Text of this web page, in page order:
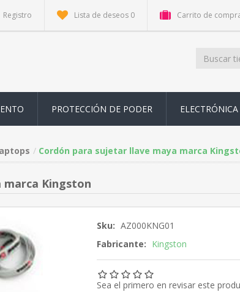
Registro Lista de deseos 0 Carrito de
PROTECCIÓN DE PODER
Cordón para sujetar llave maya marca
marca Kingston
Sku: AZ000KNG01
Fabricante: Kingston
Sea el primero en revisar este